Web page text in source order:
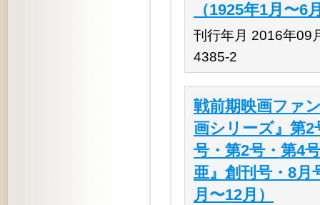
（1925年1月〜
刊行年月 2016年09
4385-2
戦前期映画フ
画シリーズ』第
号・第2号・第4
亜』創刊号・8月
月〜12月）